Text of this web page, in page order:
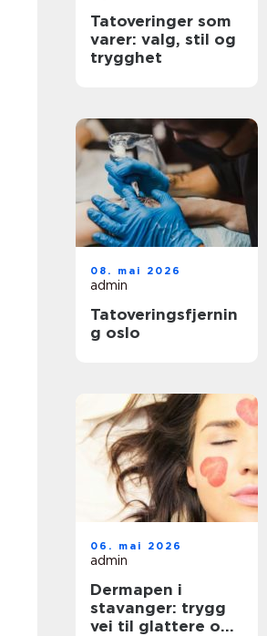
Tatoveringer som
varer: valg, stil og
trygghet
08. mai 2026
admin
Tatoveringsfjernin
g oslo
06. mai 2026
admin
Dermapen i
stavanger: trygg
vei til glattere og